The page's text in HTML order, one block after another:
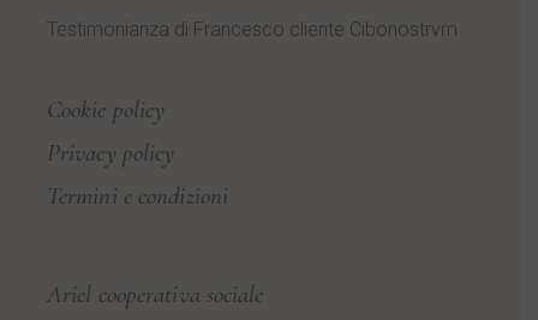
Testimonianza di Francesco cliente Cibonostrvm
Cookie policy
Privacy policy
Termini e condizioni
Ariel cooperativa sociale